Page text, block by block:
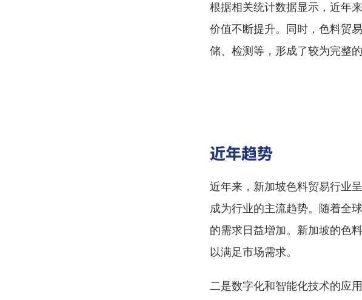
根据相关统计数据显示，近年
价值不断提升。同时，色料贸
储、检测等，形成了较为完整的
近年趋势
近年来，新加坡色料贸易行业
成为行业的主流趋势。随着全
的需求日益增加。新加坡的色
以满足市场需求。
二是数字化和智能化技术的应